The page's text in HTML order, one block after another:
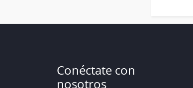
Conéctate con
nosotros